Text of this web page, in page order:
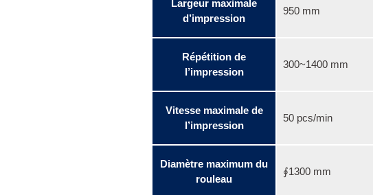
Largeur maximale
d’impression
950 mm
Répétition de
l’impression
300~1400 mm
Vitesse maximale de
l’impression
50 pcs/min
Diamètre maximum du
rouleau
∮1300 mm